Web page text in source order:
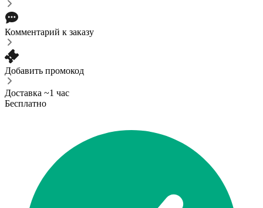
Комментарий к заказу
Добавить промокод
Доставка ~1 час
Бесплатно